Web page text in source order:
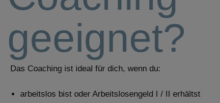
geeignet?
Das Coaching ist ideal für dich, wenn du:
arbeitslos bist oder Arbeitslosengeld I / II erhältst